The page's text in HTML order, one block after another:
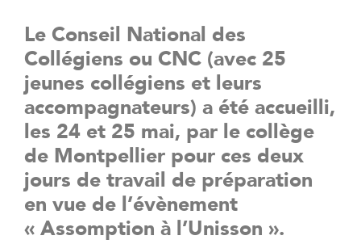
Le Conseil National des
Collégiens ou CNC (avec 25
jeunes collégiens et leurs
accompagnateurs) a été accueilli,
les 24 et 25 mai, par le collège
de Montpellier pour ces deux
jours de travail de préparation
en vue de l’évènement
« Assomption à l’Unisson ».